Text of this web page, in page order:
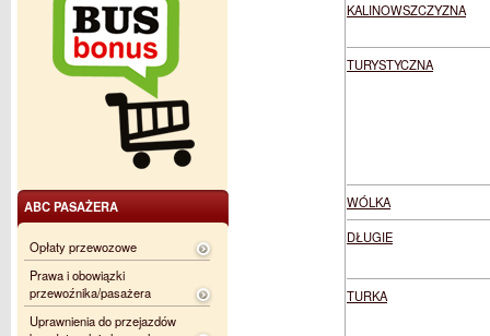
KALINOWSZCZYZNA
TURYSTYCZNA
WÓLKA
DŁUGIE
TURKA
ABC PASAŻERA
Opłaty przewozowe
Prawa i obowiązki
przewoźnika/pasażera
Uprawnienia do przejazdów